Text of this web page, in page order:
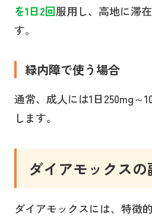
を1日2回服用し、高地に滞
す。
緑内障で使う場合
通常、成人には1日250mg～
します。
ダイアモックスの
ダイアモックスには、特徴